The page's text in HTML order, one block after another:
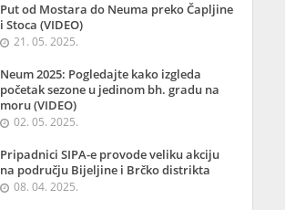
Put od Mostara do Neuma preko Čapljine
i Stoca (VIDEO)
21. 05. 2025.
Neum 2025: Pogledajte kako izgleda
početak sezone u jedinom bh. gradu na
moru (VIDEO)
02. 05. 2025.
Pripadnici SIPA-e provode veliku akciju
na području Bijeljine i Brčko distrikta
08. 04. 2025.